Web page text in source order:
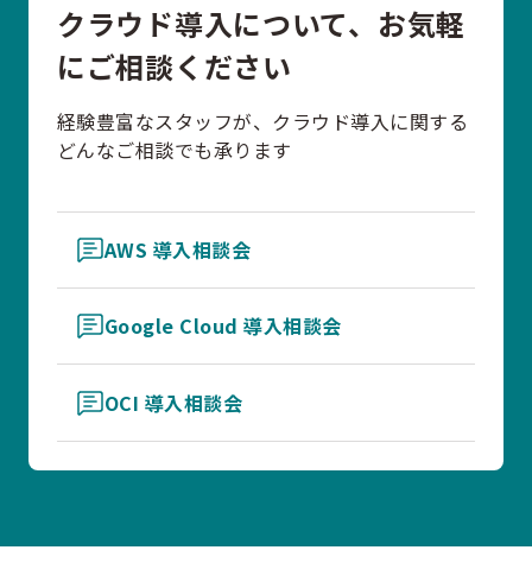
クラウド導入について、お気軽
にご相談ください
経験豊富なスタッフが、クラウド導入に関する
どんなご相談でも承ります
AWS 導入相談会
Google Cloud 導入相談会
OCI 導入相談会